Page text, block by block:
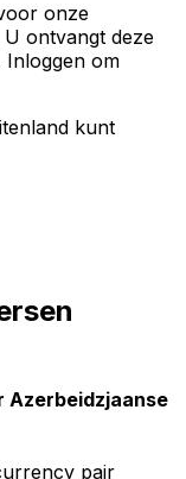
onze
ontvangt deze
Inloggen om
kunt
Azerbeidzjaanse
pair